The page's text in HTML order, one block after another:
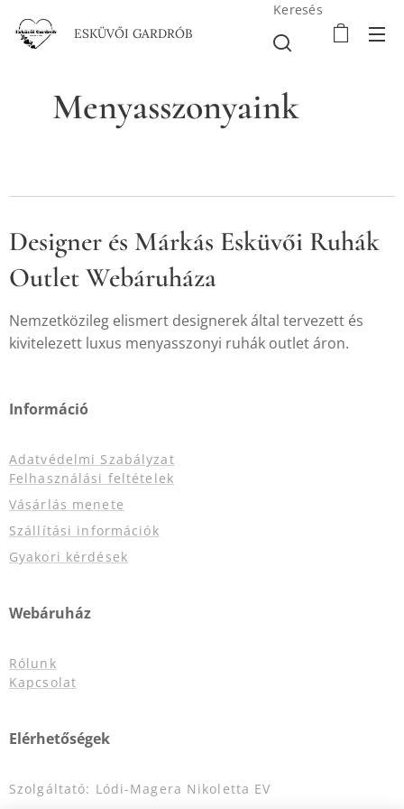
ESKÜVŐI GARDRÓB
Keresés
Menyasszonyaink 💗
Designer és Márkás Esküvői Ruhák
Outlet Webáruháza
Nemzetközileg elismert designerek által tervezett és
kivitelezett luxus menyasszonyi ruhák outlet áron.
Információ
Adatvédelmi Szabályzat
Felhasználási feltételek
Vásárlás menete
Szállítási információk
Gyakori kérdések
Webáruház
Rólunk
Kapcsolat
Elérhetőségek
Szolgáltató: Lódi-Magera Nikoletta EV